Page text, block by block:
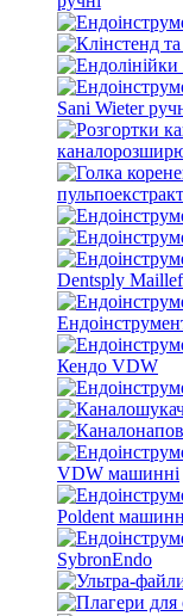
Sani Wieter
Dentsply
Кендо VDW
VDW машинні
Poldent
SybronEndo